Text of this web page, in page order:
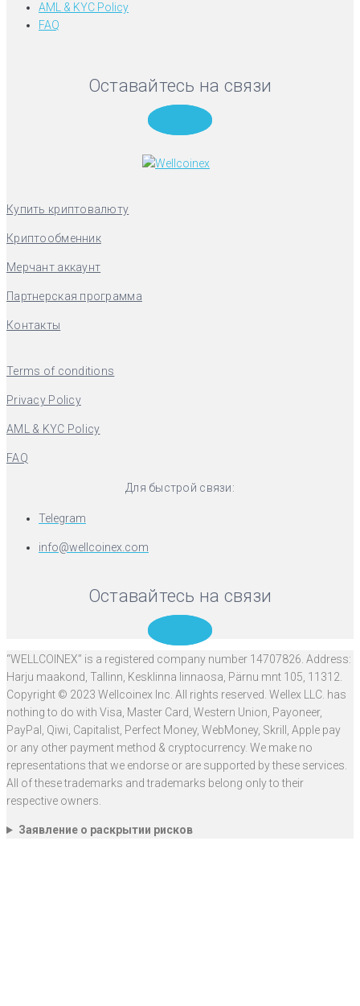
AML & KYC Policy
FAQ
Оставайтесь на связи
Купить криптовалюту
Криптообменник
Мерчант аккаунт
Партнерская программа
Контакты
Terms of conditions
Privacy Policy
AML & KYC Policy
FAQ
Для быстрой связи:
Telegram
info@wellcoinex.com
Оставайтесь на связи
“WELLCOINEX” is a registered company number 14707826. Address:
Harju maakond, Tallinn, Kesklinna linnaosa, Pärnu mnt 105, 11312.
Copyright © 2023 Wellcoinex Inc. All rights reserved. Wellex LLC. has
nothing to do with Visa, Master Card, Western Union, Payoneer,
PayPal, Qiwi, Capitalist, Perfect Money, WebMoney, Skrill, Apple pay
or any other payment method & cryptocurrency. We make no
representations that we endorse or are supported by these services.
All of these trademarks and trademarks belong only to their
respective owners.
Заявление о раскрытии рисков